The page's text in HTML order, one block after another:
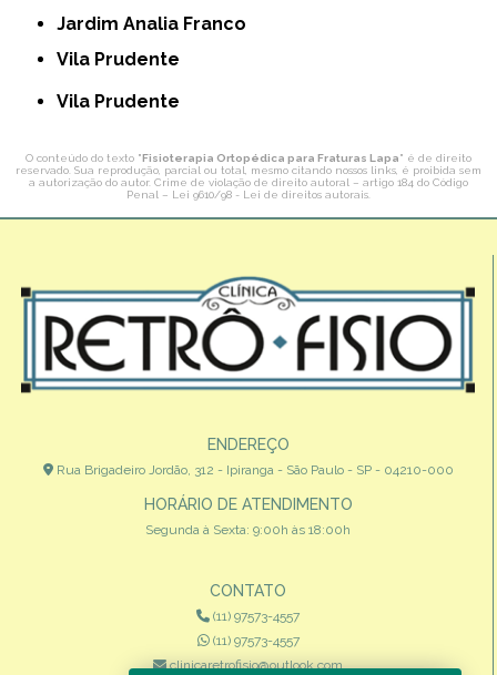
Jardim Analia Franco
Vila Prudente
Vila Prudente
O conteúdo do texto "Fisioterapia Ortopédica para Fraturas Lapa" é de direito
reservado. Sua reprodução, parcial ou total, mesmo citando nossos links, é proibida sem
a autorização do autor. Crime de violação de direito autoral – artigo 184 do Código
Penal – Lei 9610/98 - Lei de direitos autorais.
ENDEREÇO
Rua Brigadeiro Jordão, 312 - Ipiranga - São Paulo - SP - 04210-000
HORÁRIO DE ATENDIMENTO
Segunda à Sexta: 9:00h às 18:00h
CONTATO
(11) 97573-4557
(11) 97573-4557
clinicaretrofisio@outlook.com